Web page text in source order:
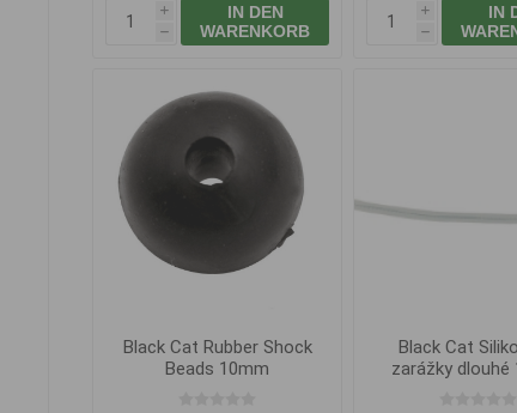
i
h
IN DEN
WARENKORB
i
h
IN
Black Cat Rubber Shock
Beads 10mm
Black Cat
zarážky dlouhé